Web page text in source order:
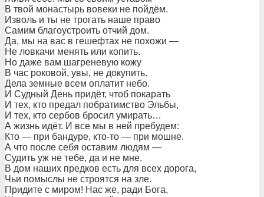
В твой монастырь вовеки не пойдём.
Изволь и ты не трогать наше право
Самим благоустроить отчий дом.
Да, мы на вас в гешефтах не похожи —
Не ловкачи менять или копить.
Но даже вам шагреневую кожу
В час роковой, увы, не докупить.
Дела земные всем оплатит небо.
И Судный День придёт, чтоб покарать
И тех, кто предал побратимство Эльбы,
И тех, кто сербов бросил умирать…
А жизнь идёт. И все мы в ней пребудем:
Кто — при бандуре, кто-то — при мошне.
А что после себя оставим людям —
Судить уж не тебе, да и не мне.
В дом наших предков есть для всех дорога,
Чьи помыслы не строятся на зле.
Придите с миром! Нас же, ради Бога,